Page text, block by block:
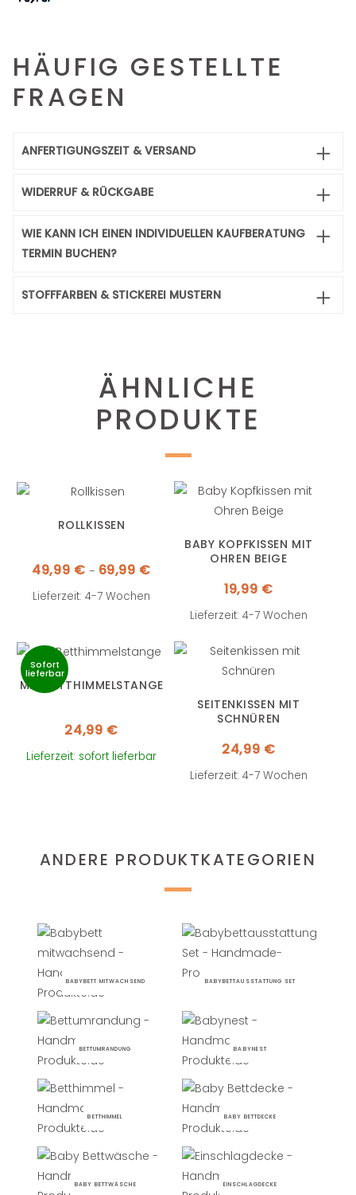
HÄUFIG GESTELLTE
FRAGEN
ANFERTIGUNGSZEIT & VERSAND
WIDERRUF & RÜCKGABE
WIE KANN ICH EINEN INDIVIDUELLEN KAUFBERATUNG
TERMIN BUCHEN?
STOFFFARBEN & STICKEREI MUSTERN
ÄHNLICHE
PRODUKTE
ROLLKISSEN
49,99 € – 69,99 € Preisspanne:
Lieferzeit: 4-7 Wochen
BABY KOPFKISSEN MIT
OHREN BEIGE
19,99 €
Lieferzeit: 4-7 Wochen
MIT BETTHIMMELSTANGE
24,99 €
Sofort
lieferbar
Lieferzeit: sofort lieferbar
SEITENKISSEN MIT
SCHNÜREN
24,99 €
Lieferzeit: 4-7 Wochen
ANDERE PRODUKTKATEGORIEN
BABYBETT MITWACHSEND BABYBETTAUSSTATTUNG SET
BETTUMRANDUNG BABYNEST
BETTHIMMEL BABY BETTDECKE
BABY BETTWÄSCHE EINSCHLAGDECKE